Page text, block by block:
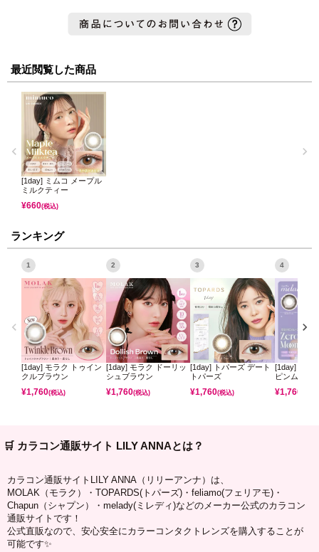
最近閲覧した商品
[1day] ミムコ メープル
ミルクティー
¥660(税込)
ランキング
1
[1day] モラク トゥイン
クルブラウン
¥1,760(税込)
2
[1day] モラク ドーリッ
シュブラウン
¥1,760(税込)
3
[1day] トパーズ デート
トパーズ
¥1,760(税込)
4
[1day] ミレ
ピンムーン
¥1,760
🛒 カラコン通販サイト LILY ANNAとは？
カラコン通販サイトLILY ANNA（リリーアンナ）は、
MOLAK（モラク）・TOPARDS(トパーズ)・feliamo(フェリアモ)・
Chapun（シャプン）・melady(ミレディ)などのメーカー公式のカラコン
通販サイトです！
公式直販なので、安心安全にカラーコンタクトレンズを購入することが
可能です✨